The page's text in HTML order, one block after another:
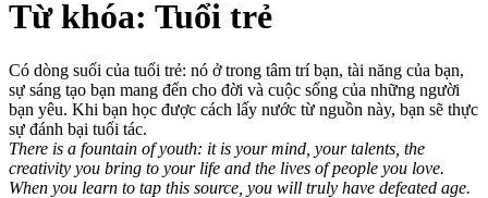
Từ khóa: Tuổi trẻ
Có dòng suối của tuổi trẻ: nó ở trong tâm trí bạn, tài năng của bạn,
sự sáng tạo bạn mang đến cho đời và cuộc sống của những người
bạn yêu. Khi bạn học được cách lấy nước từ nguồn này, bạn sẽ thực
sự đánh bại tuổi tác.
There is a fountain of youth: it is your mind, your talents, the
creativity you bring to your life and the lives of people you love.
When you learn to tap this source, you will truly have defeated age.